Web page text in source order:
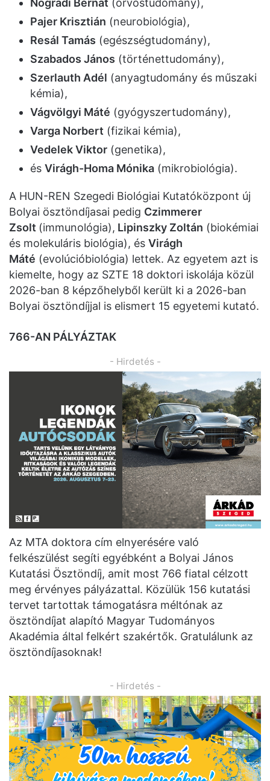
Pajer Krisztián (neurobiológia),
Resál Tamás (egészségtudomány),
Szabados János (történettudomány),
Szerlauth Adél (anyagtudomány és műszaki
kémia),
Vágvölgyi Máté (gyógyszertudomány),
Varga Norbert (fizikai kémia),
Vedelek Viktor (genetika),
és Virágh-Homa Mónika (mikrobiológia).
A HUN-REN Szegedi Biológiai Kutatóközpont új
Bolyai ösztöndíjasai pedig Czimmerer
Zsolt (immunológia), Lipinszky Zoltán (biokémiai
és molekuláris biológia), és Virágh
Máté (evolúcióbiológia) lettek. Az egyetem azt is
kiemelte, hogy az SZTE 18 doktori iskolája közül
2026-ban 8 képzőhelyből került ki a 2026-ban
Bolyai ösztöndíjjal is elismert 15 egyetemi kutató.
766-AN PÁLYÁZTAK
- Hirdetés -
Az MTA doktora cím elnyerésére való
felkészülést segíti egyébként a Bolyai János
Kutatási Ösztöndíj, amit most 766 fiatal célzott
meg érvényes pályázattal. Közülük 156 kutatási
tervet tartottak támogatásra méltónak az
ösztöndíjat alapító Magyar Tudományos
Akadémia által felkért szakértők. Gratulálunk az
ösztöndíjasoknak!
- Hirdetés -